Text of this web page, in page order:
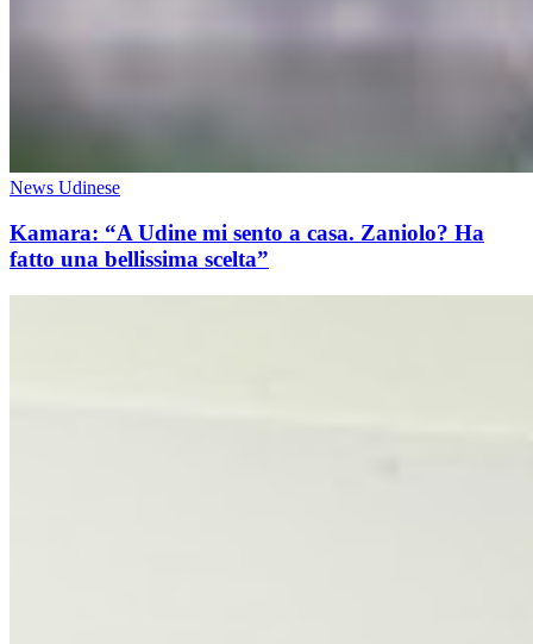
News Udinese
Kamara: “A Udine mi sento a casa. Zaniolo? Ha
fatto una bellissima scelta”